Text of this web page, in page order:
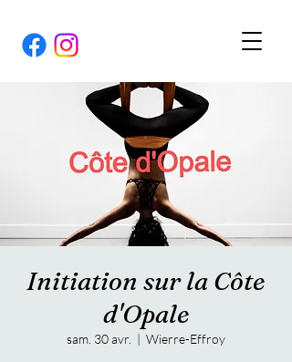
Initiation sur la Côte
d'Opale
sam. 30 avr.
  |
Wierre-Effroy